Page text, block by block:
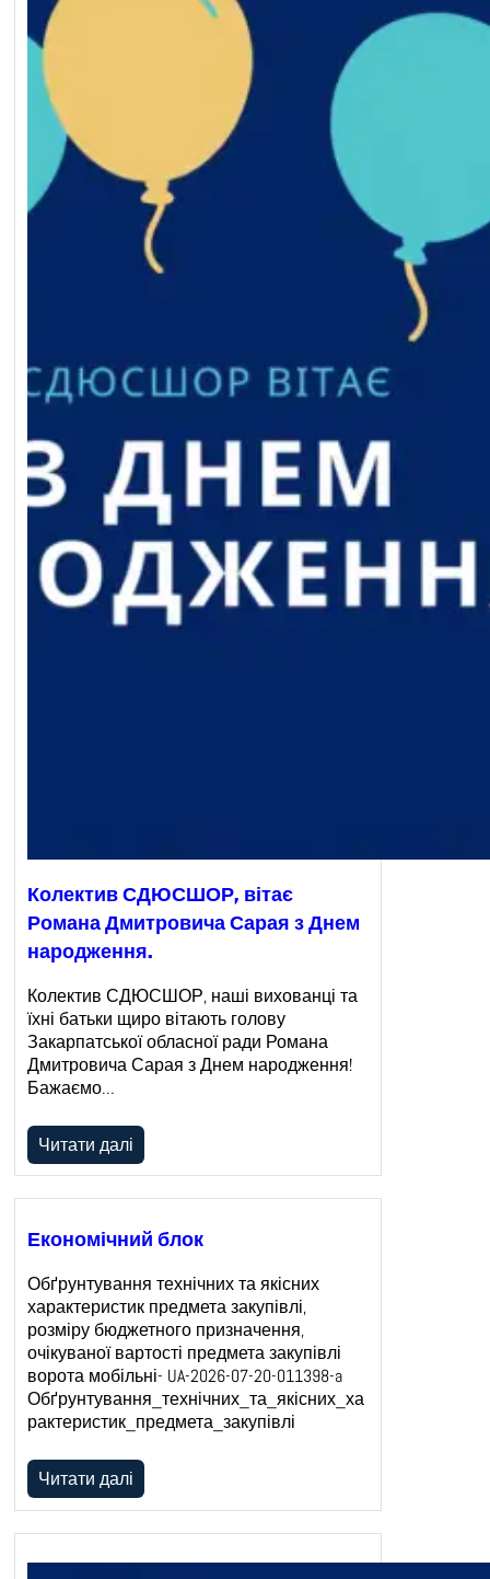
Колектив СДЮСШОР, вітає
Романа Дмитровича Сарая з Днем
народження.
Колектив СДЮСШОР, наші вихованці та
їхні батьки щиро вітають голову
Закарпатської обласної ради Романа
Дмитровича Сарая з Днем народження!
Бажаємо…
Читати далі
Економічний блок
Обґрунтування технічних та якісних
характеристик предмета закупівлі,
розміру бюджетного призначення,
очікуваної вартості предмета закупівлі
ворота мобільні- UA-2026-07-20-011398-a
Обґрунтування_технічних_та_якісних_ха
рактеристик_предмета_закупівлі
Читати далі